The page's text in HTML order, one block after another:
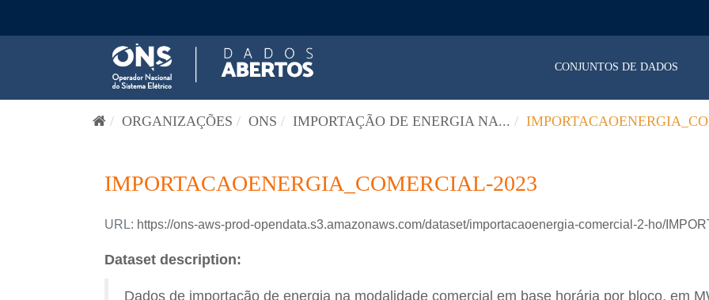
CONJUNTOS DE DADOS
ORGANIZAÇÕES ONS IMPORTAÇÃO DE ENERGIA NA...
IMPORTACAOENERGIA_COMERCIAL-2023
URL: https://ons-aws-prod-opendata.s3.amazonaws.com/dataset/importacaoenergia-comercial-2-ho/
Dataset description:
Dados de importação de energia na modalidade comercial em base horária por bloco, em